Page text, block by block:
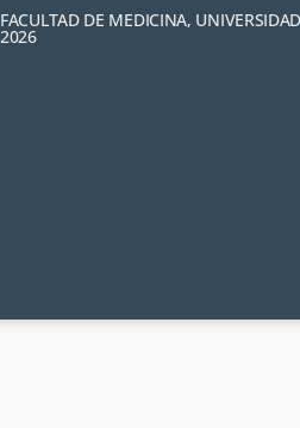
FACULTAD DE MEDICINA,
2026